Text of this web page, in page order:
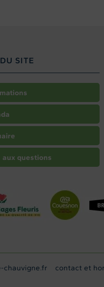
SITE
aux questions
chauvigne.fr contact et